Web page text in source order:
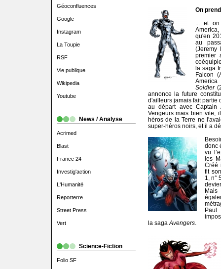
Géoconfluences
Google
Instagram
La Toupie
RSF
Vie publique
Wikipedia
Youtube
News / Analyse
Acrimed
Blast
France 24
Investig'action
L'Humanité
Reporterre
Street Press
Vert
Science-Fiction
Folio SF
On
... et
qu'en
au
(Jeremy
premier
la saga
Falcon
Soldier
annonce la future
d'ailleurs jamais fait partie
au départ avec
Vengeurs mais bien vite,
héros de la Terre ne
super-héros noirs, et il a
donc
vu
les
Créé
fit
1, n°
Mais
la saga Avengers.